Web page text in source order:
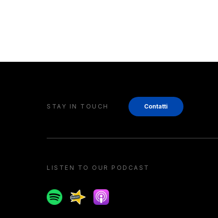
STAY IN TOUCH Contatti
LISTEN TO OUR PODCAST
SpotifySpreakerApple podcast